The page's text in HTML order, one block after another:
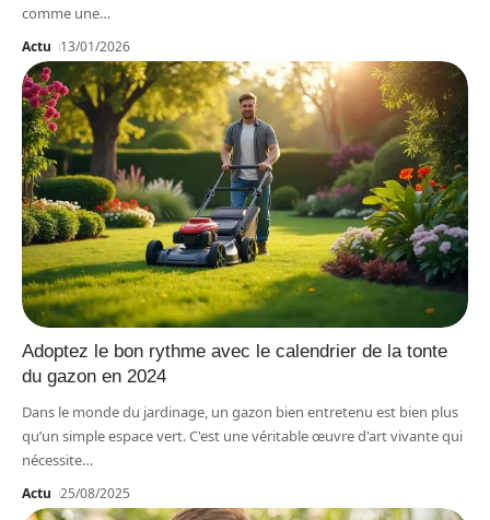
comme une…
Actu 13/01/2026
Adoptez le bon rythme avec le calendrier de la tonte
du gazon en 2024
Dans le monde du jardinage, un gazon bien entretenu est bien plus
qu’un simple espace vert. C'est une véritable œuvre d'art vivante qui
nécessite…
Actu 25/08/2025